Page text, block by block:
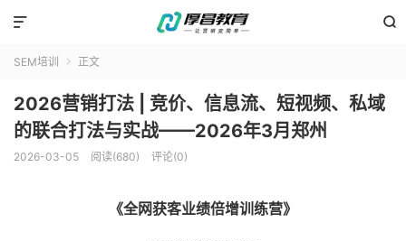


SEM培训  正文
2026营销打法 | 竞价、信息流、短视频、私域
的联合打法与实战——2026年3月郑州
2026-03-05 阅读(680) 评论(0)
《全网获客业绩倍增训练营》